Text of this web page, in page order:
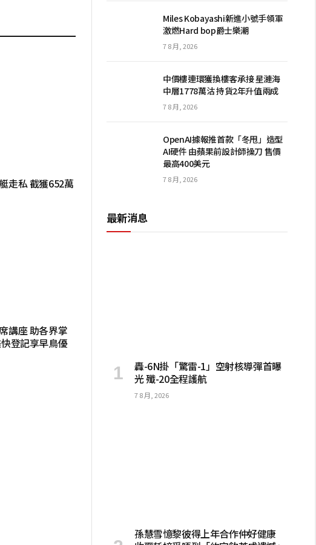
走私 截獲652萬
講座 助各界掌
登記享早鳥優
Miles Kobayashi新進小號手領軍
激燃Hard bop爵士樂潮
7 8 月, 2026
中價樓連環獲換樓客承接 星漣海
中層1778萬沽 持貨2年升值兩成
7 8 月, 2026
OpenAI據報推首款「冬甩」造型
AI硬件 由蘋果前設計師操刀 售價
最高400美元
7 8 月, 2026
最新消息
轟-6N掛「驚雷-1」空射核導彈首曝
光 殲-20全程護航
7 8 月, 2026
孫慧雪憶黎彼得上年合作仲好健康